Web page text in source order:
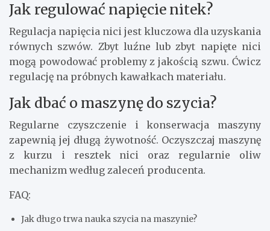
Jak regulować napięcie nitek?
Regulacja napięcia nici jest kluczowa dla uzyskania
równych szwów. Zbyt luźne lub zbyt napięte nici
mogą powodować problemy z jakością szwu. Ćwicz
regulację na próbnych kawałkach materiału.
Jak dbać o maszynę do szycia?
Regularne czyszczenie i konserwacja maszyny
zapewnią jej długą żywotność. Oczyszczaj maszynę
z kurzu i resztek nici oraz regularnie oliw
mechanizm według zaleceń producenta.
FAQ:
Jak długo trwa nauka szycia na maszynie?